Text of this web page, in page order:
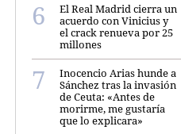
El Real Madrid cierra un
acuerdo con Vinicius y
el crack renueva por 25
millones
Inocencio Arias hunde a
Sánchez tras la invasión
de Ceuta: «Antes de
morirme, me gustaría
que lo explicara»